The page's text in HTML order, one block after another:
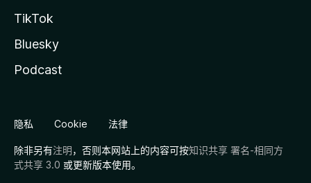
TikTok
Bluesky
Podcast
隐私 Cookie 法律
除非另有注明，否则本网站上的内容可按知识共享 署名-相同方
式共享 3.0 或更新版本使用。